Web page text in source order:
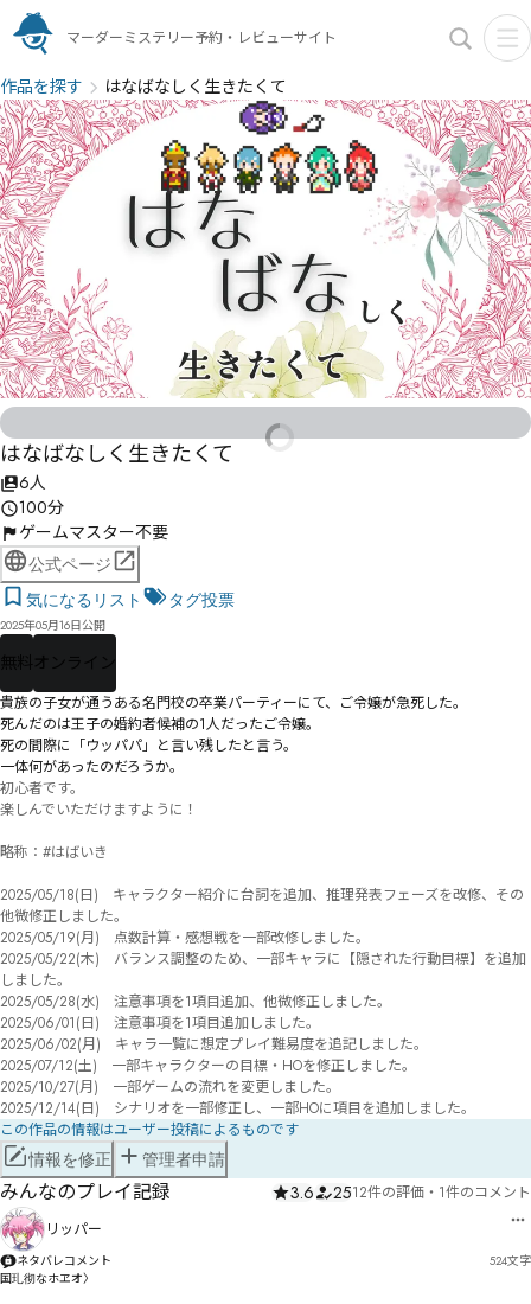
マーダーミステリー予約・レビューサイト
作品を探す はなばなしく生きたくて
はなばなしく生きたくて
6人
100分
ゲームマスター不要
公式ページ
気になるリスト
タグ投票
2025年05月16日公開
無料 オンライン
貴族の子女が通うある名門校の卒業パーティーにて、ご令嬢が急死した。
死んだのは王子の婚約者候補の1人だったご令嬢。
死の間際に「ウッパパ」と言い残したと言う。
一体何があったのだろうか。
初心者です。
楽しんでいただけますように！
略称：#はばいき
2025/05/18(日)　キャラクター紹介に台詞を追加、推理発表フェーズを改修、その
他微修正しました。
2025/05/19(月)　点数計算・感想戦を一部改修しました。
2025/05/22(木)　バランス調整のため、一部キャラに【隠された行動目標】を追加
しました。
2025/05/28(水)　注意事項を1項目追加、他微修正しました。
2025/06/01(日)　注意事項を1項目追加しました。
2025/06/02(月)　キャラ一覧に想定プレイ難易度を追記しました。
2025/07/12(土)　一部キャラクターの目標・HOを修正しました。
2025/10/27(月)　一部ゲームの流れを変更しました。
2025/12/14(日)　シナリオを一部修正し、一部HOに項目を追加しました。
この作品の情報はユーザー投稿によるものです
情報を修正 管理者申請
みんなのプレイ記録 3.6 2512件の評価 ・ 1件のコメント
リッパー
ネタバレコメント 524文字
国玌彻なホヱオ〉